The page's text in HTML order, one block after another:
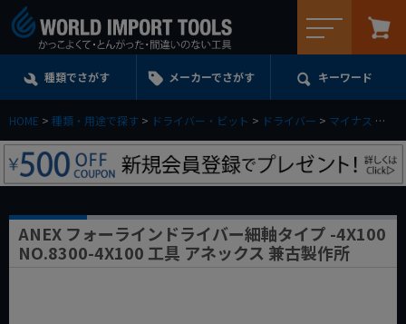
種類でさがす メーカーでさがす キーワード
HOME 種類・用途で探す ドライバー・ビット ドライバー マイナス
ANEX フォーラインドライバー細軸タイプ -4X100
NO.8300-4X100 工具 アネックス 兼古製作所